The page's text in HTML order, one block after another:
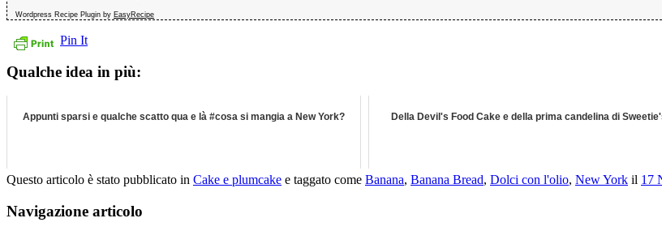
Wordpress Recipe Plugin by EasyRecipe
Pin It
Qualche idea in più:
Appunti sparsi e qualche scatto qua e là #cosa si mangia a New York? Della Devil's Food Cake e della prima candelina di
Questo articolo è stato pubblicato in Cake e plumcake e taggato come Banana, Banana Bread, Dolci con l'olio, New York il 17
Navigazione articolo